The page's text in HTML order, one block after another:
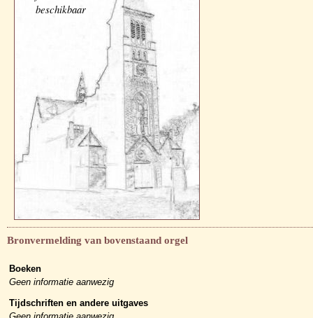
beschikbaar
Bronvermelding van bovenstaand orgel
Boeken
Geen informatie aanwezig
Tijdschriften en andere uitgaves